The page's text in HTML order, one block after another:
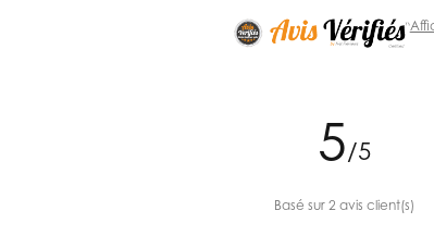
5/5
Basé sur 2 avis client(s)